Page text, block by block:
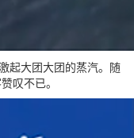
起大团大团的蒸汽。随
叹不已。